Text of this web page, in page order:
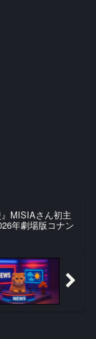
』MISIAさん初主
年劇場版コナン